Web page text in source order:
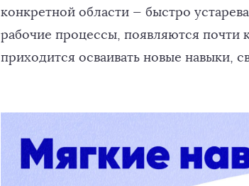
конкретной области — быстро
рабочие процессы, появляются почти
приходится осваивать новые навыки,